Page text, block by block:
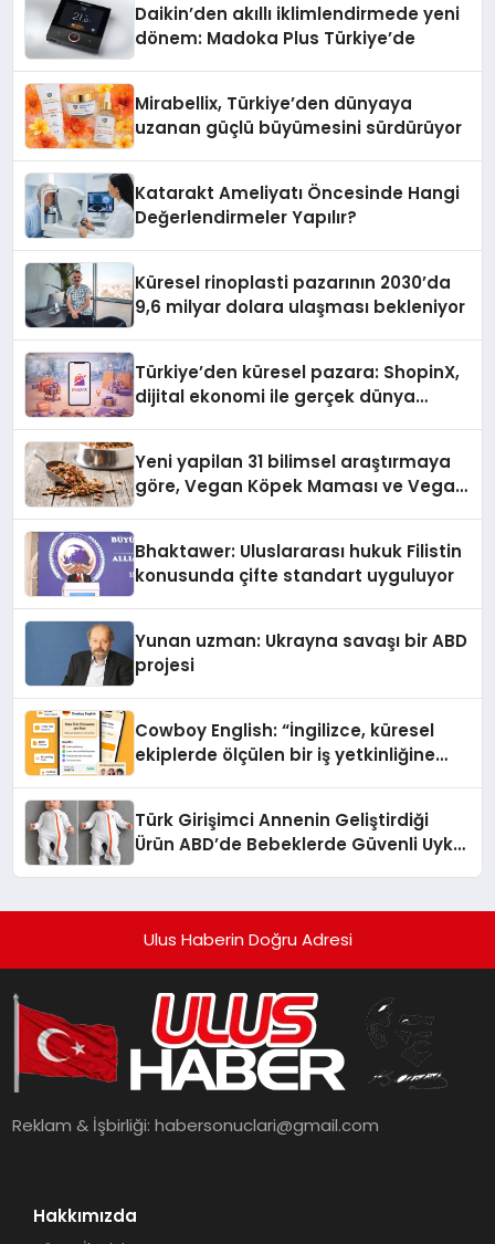
Daikin’den akıllı iklimlendirmede yeni
dönem: Madoka Plus Türkiye’de
Mirabellix, Türkiye’den dünyaya
uzanan güçlü büyümesini sürdürüyor
Katarakt Ameliyatı Öncesinde Hangi
Değerlendirmeler Yapılır?
Küresel rinoplasti pazarının 2030’da
9,6 milyar dolara ulaşması bekleniyor
Türkiye’den küresel pazara: ShopinX,
dijital ekonomi ile gerçek dünya
Yeni yapilan 31 bilimsel araştırmaya
göre, Vegan Köpek Maması ve Vegan
Bhaktawer: Uluslararası hukuk Filistin
konusunda çifte standart uyguluyor
Yunan uzman: Ukrayna savaşı bir ABD
projesi
Cowboy English: “İngilizce, küresel
ekiplerde ölçülen bir iş yetkinliğine
Türk Girişimci Annenin Geliştirdiği
Ürün ABD’de Bebeklerde Güvenli Uyku
Ulus Haberin Doğru Adresi
Reklam & İşbirliği:habersonuclari@gmail.com
Hakkımızda